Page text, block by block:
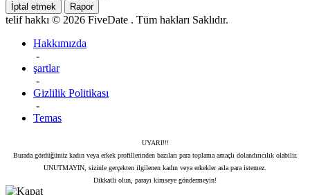
İptal etmek Rapor
telif hakkı © 2026 FiveDate . Tüm hakları Saklıdır.
Hakkımızda
-
şartlar
-
Gizlilik Politikası
-
Temas
UYARI!!!
Burada gördüğünüz kadın veya erkek profillerinden bazıları para toplama amaçlı dolandırıcılık olabilir.
UNUTMAYIN, sizinle gerçekten ilgilenen kadın veya erkekler asla para istemez.
Dikkatli olun, parayı kimseye göndermeyin!